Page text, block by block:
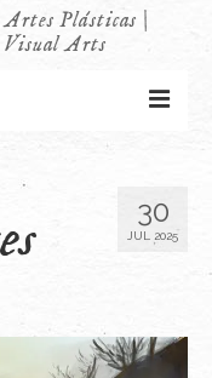
Plásticas |
Arts
30
JUL 2025